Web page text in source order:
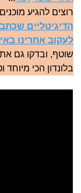
רוצים להגיע
הדיגיטליים
לעקוב אחרינו
שוטף, ובדקו גם את
בלונדון הכי